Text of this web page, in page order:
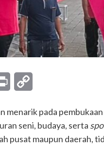
Print
menarik pada
seni, budaya, serta
pusat maupun daerah,